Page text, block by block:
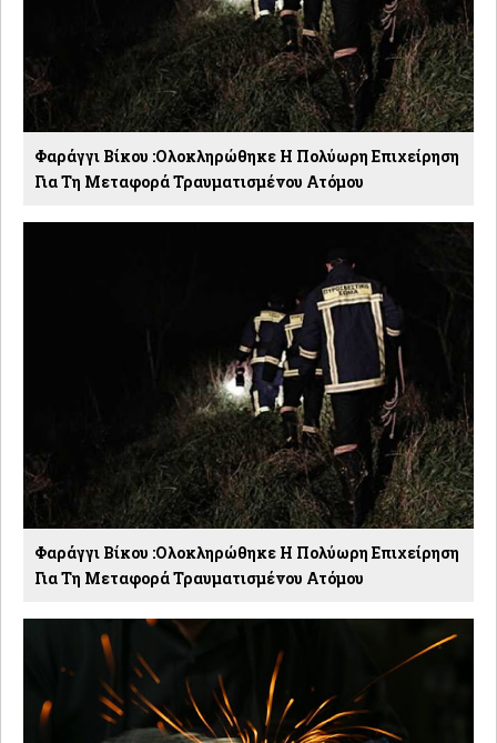
Φαράγγι Βίκου :Ολοκληρώθηκε Η Πολύωρη Επιχείρηση
Για Τη Μεταφορά Τραυματισμένου Ατόμου
Φαράγγι Βίκου :Ολοκληρώθηκε Η Πολύωρη Επιχείρηση
Για Τη Μεταφορά Τραυματισμένου Ατόμου